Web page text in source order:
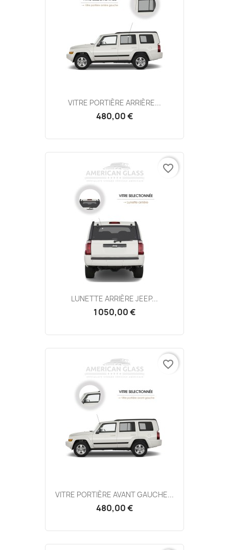
VITRE PORTIÈRE ARRIÈRE...
480,00 €
LUNETTE ARRIÈRE JEEP...
1 050,00 €
favorite_border
VITRE PORTIÈRE AVANT GAUCHE...
480,00 €
favorite_border